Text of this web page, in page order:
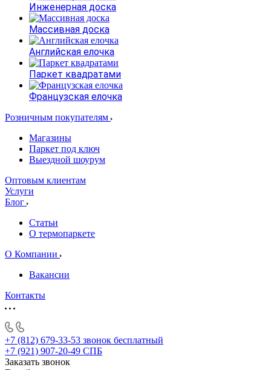
Инженерная доска
Массивная доска
Английская елочка
Паркет квадратами
Французская елочка
Розничным покупателям
Магазины
Паркет под ключ
Выездной шоурум
Оптовым клиентам
Услуги
Блог
Статьи
О термопаркете
О Компании
Вакансии
Контакты
+7 (812) 679-33-53 звонок бесплатный
+7 (921) 907-20-49 СПБ
Заказать звонок